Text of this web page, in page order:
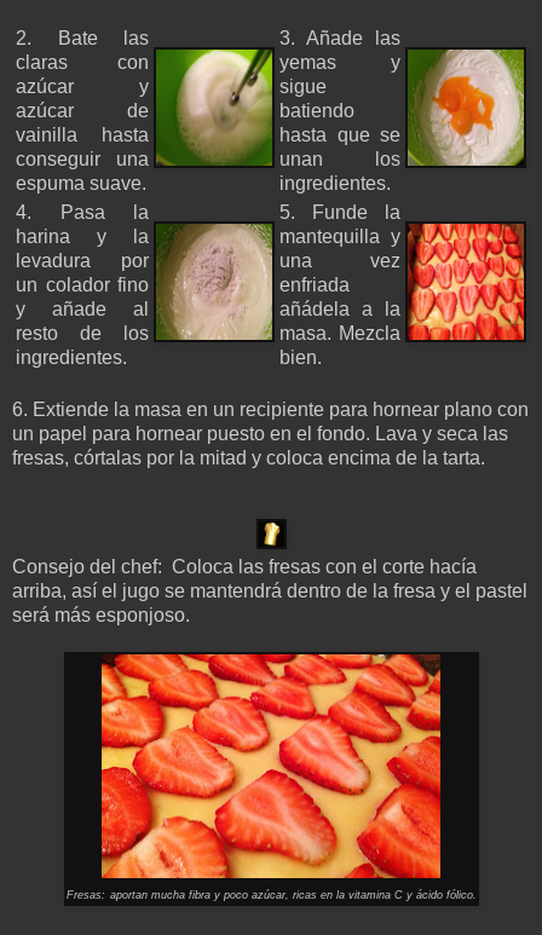
2. Bate las
claras con
azúcar y
azúcar de
vainilla hasta
conseguir una
espuma suave.
3. Añade las
yemas y
sigue
batiendo
hasta que se
unan los
ingredientes.
4. Pasa la
harina y la
levadura por
un colador fino
y añade al
resto de los
ingredientes.
5. Funde la
mantequilla y
una vez
enfriada
añádela a la
masa. Mezcla
bien.
6. Extiende la masa en un recipiente para hornear plano con
un papel para hornear puesto en el fondo. Lava y seca las
fresas, córtalas por la mitad y coloca encima de la tarta.
Consejo del chef: Coloca las fresas con el corte hacía
arriba, así el jugo se mantendrá dentro de la fresa y el pastel
será más esponjoso.
Fresas: aportan mucha fibra y poco azúcar, ricas en la vitamina C y ácido fólico.